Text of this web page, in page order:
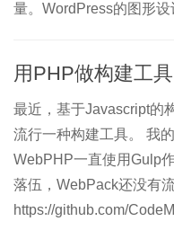
量。WordPress的图形设
用PHP做构建工具
最近，基于Javascript的
流行一种构建工具。 我
WebPHP一直使用Gulp
落伍，WebPack还没有
https://github.com/